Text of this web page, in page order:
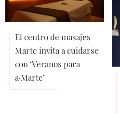
El centro de masajes
Marte invita a cuidarse
con ‘Veranos para
a·Marte’